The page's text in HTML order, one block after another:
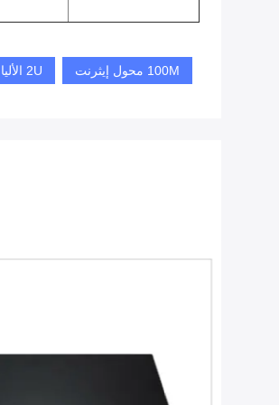
100M محول إيثرنت 2U الألياف البصرية التبديل